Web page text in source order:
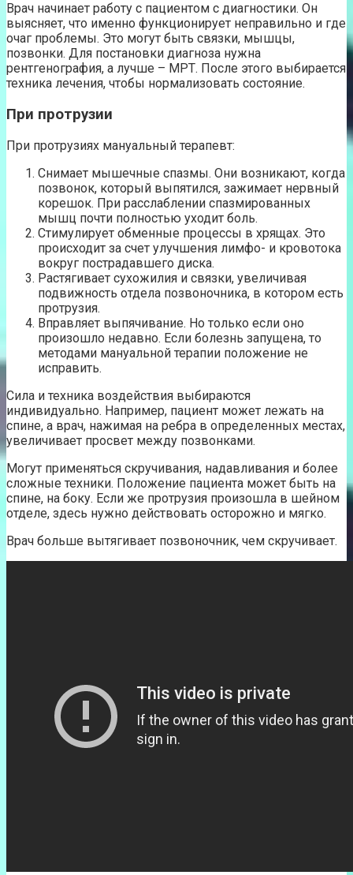
Врач начинает работу с пациентом с диагностики. Он
выясняет, что именно функционирует неправильно и где
очаг проблемы. Это могут быть связки, мышцы,
позвонки. Для постановки диагноза нужна
рентгенография, а лучше – МРТ. После этого выбирается
техника лечения, чтобы нормализовать состояние.
При протрузии
При протрузиях мануальный терапевт:
Снимает мышечные спазмы. Они возникают, когда
позвонок, который выпятился, зажимает нервный
корешок. При расслаблении спазмированных
мышц почти полностью уходит боль.
Стимулирует обменные процессы в хрящах. Это
происходит за счет улучшения лимфо- и кровотока
вокруг пострадавшего диска.
Растягивает сухожилия и связки, увеличивая
подвижность отдела позвоночника, в котором есть
протрузия.
Вправляет выпячивание. Но только если оно
произошло недавно. Если болезнь запущена, то
методами мануальной терапии положение не
исправить.
Сила и техника воздействия выбираются
индивидуально. Например, пациент может лежать на
спине, а врач, нажимая на ребра в определенных местах,
увеличивает просвет между позвонками.
Могут применяться скручивания, надавливания и более
сложные техники. Положение пациента может быть на
спине, на боку. Если же протрузия произошла в шейном
отделе, здесь нужно действовать осторожно и мягко.
Врач больше вытягивает позвоночник, чем скручивает.